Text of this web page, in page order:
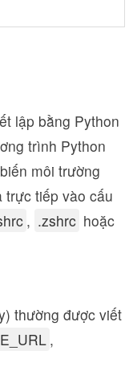
lập bằng Python
trình Python
môi trường
tiếp vào cấu
, .zshrc hoặc
thường được viết
,